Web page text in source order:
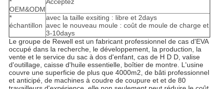
*
OEM&ODM
Acceptez
*
échantillon
avec la taille exsiting : libre et 2days
avec le nouveau moule : coût de moule de charge et
3-10days
Le groupe de Rewell est un fabricant professionnel de cas d'EVA
occupé dans la recherche, le développement, la production, la
vente et le service du sac à dos d'enfant, cas de H D D, valise
d'outillage, caisse d'huile essentielle, boîtier de montre. L'usine
couvre une superficie de plus que 4000m2, de bâti professionnel
et anticipé, de machines à coudre de coupure et et de 80